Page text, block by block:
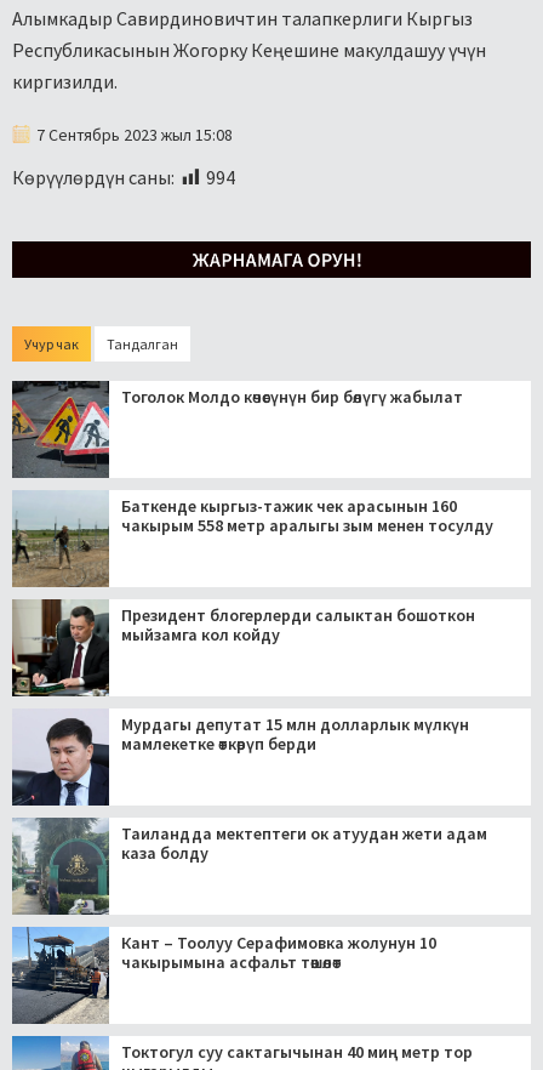
Алымкадыр Савирдиновичтин талапкерлиги Кыргыз
Республикасынын Жогорку Кеңешине макулдашуу үчүн
киргизилди.
7 Сентябрь 2023 жыл 15:08
Көрүүлөрдүн саны: 994
Учур чак Тандалган
Тоголок Молдо көчөсүнүн бир бөлүгү жабылат
Баткенде кыргыз-тажик чек арасынын 160
чакырым 558 метр аралыгы зым менен тосулду
Президент блогерлерди салыктан бошоткон
мыйзамга кол койду
Мурдагы депутат 15 млн долларлык мүлкүн
мамлекетке өткөрүп берди
Таиландда мектептеги ок атуудан жети адам
каза болду
Кант – Тоолуу Серафимовка жолунун 10
чакырымына асфальт төшөлөт
Токтогул суу сактагычынан 40 миң метр тор